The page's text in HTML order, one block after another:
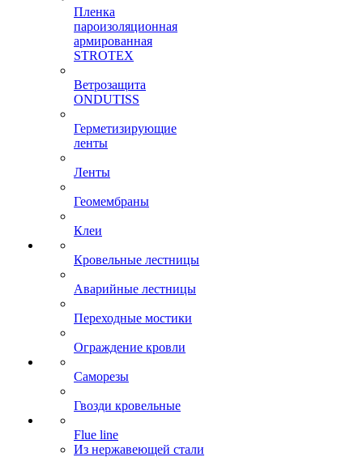
Пленка
пароизоляционная
армированная
STROTEX
Ветрозащита
ONDUTISS
Герметизирующие
ленты
Ленты
Геомембраны
Клеи
Кровельные лестницы
Аварийные лестницы
Переходные мостики
Ограждение кровли
Саморезы
Гвозди кровельные
Flue line
Из нержавеющей стали